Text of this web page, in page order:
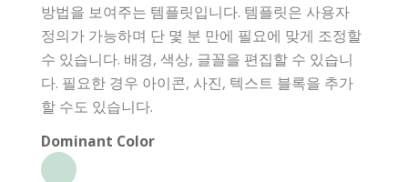
방법을 보여주는 템플릿입니다. 템플릿은 사용자
정의가 가능하며 단 몇 분 만에 필요에 맞게 조정할
수 있습니다. 배경, 색상, 글꼴을 편집할 수 있습니
다. 필요한 경우 아이콘, 사진, 텍스트 블록을 추가
할 수도 있습니다.
Dominant Color